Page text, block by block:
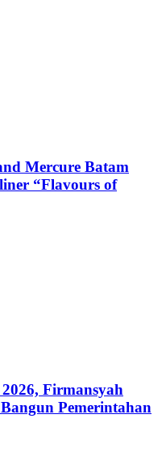
Mercure Batam
“Flavours of
Firmansyah
Pemerintahan